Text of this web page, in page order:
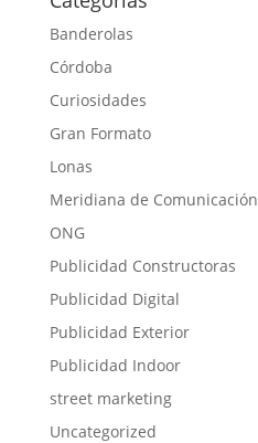
Banderolas
Córdoba
Curiosidades
Gran Formato
Lonas
Meridiana de Comunicación
ONG
Publicidad Constructoras
Publicidad Digital
Publicidad Exterior
Publicidad Indoor
street marketing
Uncategorized